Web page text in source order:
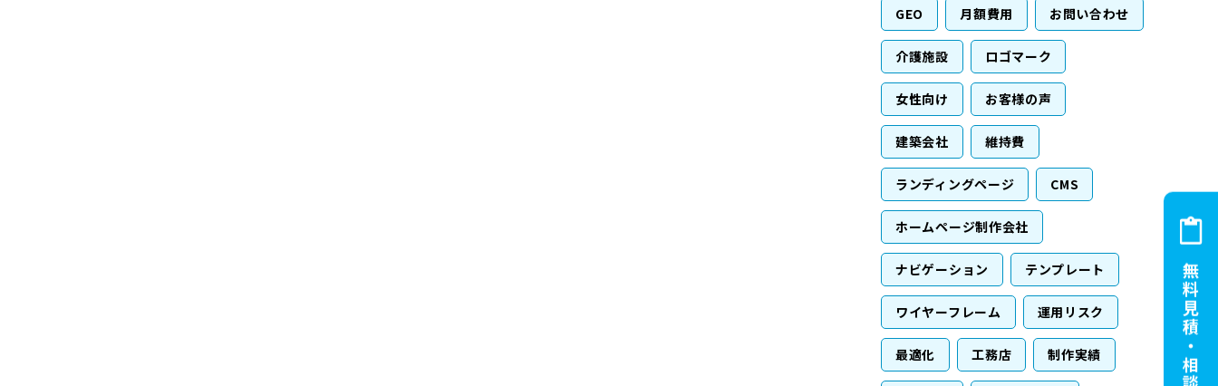
GEO 月額費用 お問い合わせ
介護施設 ロゴマーク
女性向け お客様の声
建築会社 維持費
ランディングページ CMS
ホームページ制作会社
ナビゲーション テンプレート
ワイヤーフレーム 運用リスク
最適化 工務店 制作実績 無料見積・相談へ